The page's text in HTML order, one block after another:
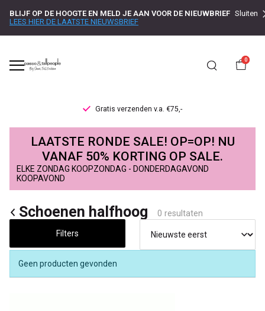
BLIJF OP DE HOOGTE EN MELD JE AAN VOOR DE NIEUWBRIEF
LEES HIER DE LAATSTE NIEUWSBRIEF
Sluiten
0
Gratis verzenden v.a. €75,-
Schoenen
halfhoog
Passo
LAATSTE RONDE SALE! OP=OP! NU
VANAF 50% KORTING OP SALE.
ELKE ZONDAG KOOPZONDAG - DONDERDAGAVOND
KOOPAVOND
Schoenen halfhoog 0 resultaten
Filters
Geen producten gevonden